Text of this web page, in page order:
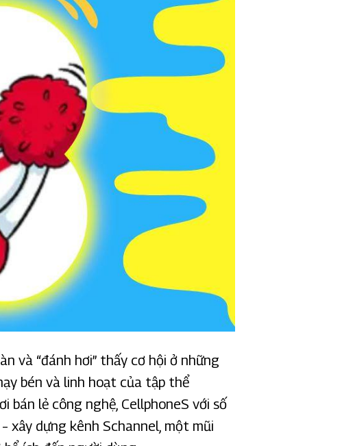
và “đánh hơi” thấy cơ hội ở những
bén và linh hoạt của tập thể
bán lẻ công nghệ, CellphoneS với số
dựng kênh Schannel, một mũi